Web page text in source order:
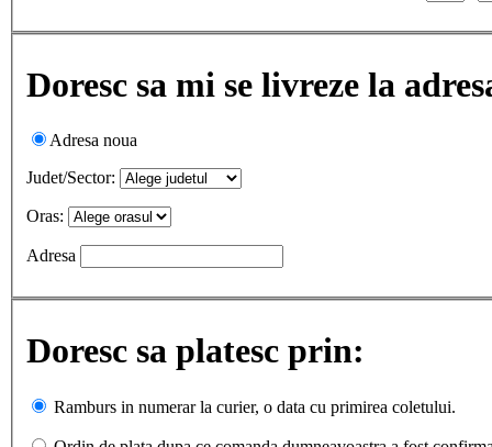
Doresc sa mi se livreze la
Adresa noua
Judet/Sector:
Oras:
Adresa
Doresc sa platesc prin:
Ramburs in numerar la curier, o data cu primirea coletului.